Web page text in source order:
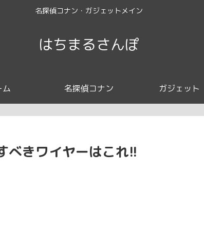
名探偵コナン・ガジェットメイン
はちまるさんぽ
ム 名探偵コナン ガジェット
べきワイヤーはこれ!!